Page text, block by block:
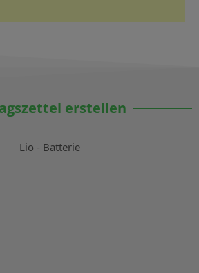
erstellen